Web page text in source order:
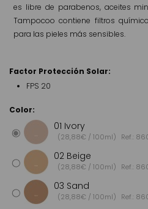
es libre de parabenos, aceites
Tampocoo contiene filtros
para las pieles más sensibles.
Factor Protección Solar:
FPS 20
Color:
01 Ivory
(28,88€ / 100ml) Ref.:
02 Beige
(28,88€ / 100ml) Ref.:
03 Sand
(28,88€ / 100ml) Ref.: